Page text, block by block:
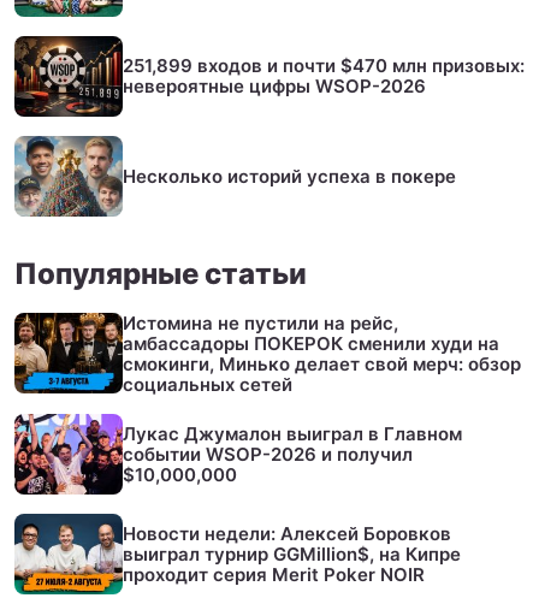
251,899 входов и почти $470 млн призовых:
невероятные цифры WSOP-2026
Несколько историй успеха в покере
Популярные статьи
Истомина не пустили на рейс,
амбассадоры ПОКЕРОК сменили худи на
смокинги, Минько делает свой мерч: обзор
социальных сетей
Лукас Джумалон выиграл в Главном
событии WSOP-2026 и получил
$10,000,000
Новости недели: Алексей Боровков
выиграл турнир GGMillion$, на Кипре
проходит серия Merit Poker NOIR